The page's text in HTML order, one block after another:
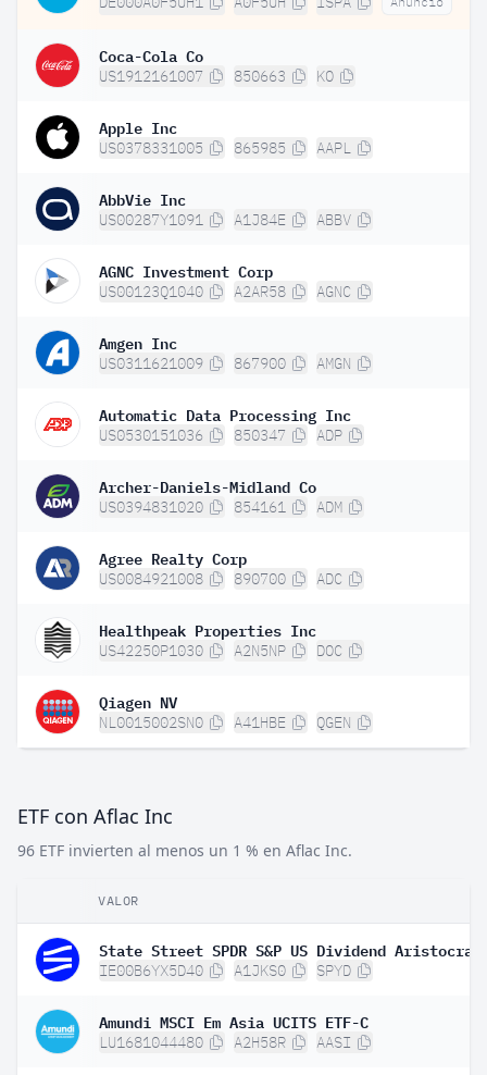
Coca-Cola Co
US1912161007 850663 KO
Apple Inc
US0378331005 865985 AAPL
AbbVie Inc
US00287Y1091 A1J84E ABBV
AGNC Investment Corp
US00123Q1040 A2AR58 AGNC
Amgen Inc
US0311621009 867900 AMGN
Automatic Data Processing Inc
US0530151036 850347 ADP
Archer-Daniels-Midland Co
US0394831020 854161 ADM
Agree Realty Corp
US0084921008 890700 ADC
Healthpeak Properties Inc
US42250P1030 A2N5NP DOC
Qiagen NV
NL0015002SN0 A41HBE QGEN
ETF con Aflac Inc
96 ETF invierten al menos un 1 % en Aflac Inc.
VALOR
IE00B6YX5D40 A1JKS0 SPYD
Amundi MSCI Em Asia UCITS ETF-C
LU1681044480 A2H58R AASI